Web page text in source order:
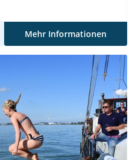
Mehr Informationen